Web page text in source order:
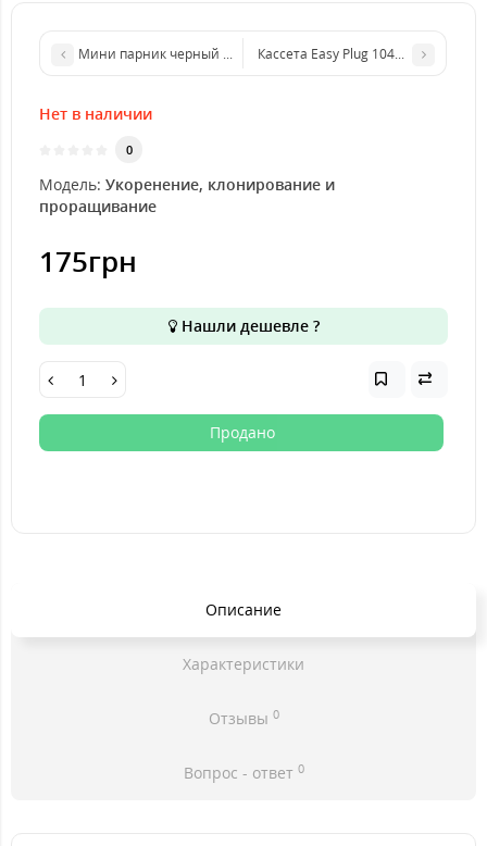
Мини парник черный премиум Garland 23x17x18,5
Кассета Easy Plug 104шт
Нет в наличии
0
Модель: Укоренение, клонирование и
проращивание
175грн
Нашли дешевле ?
Продано
Описание
Характеристики
Отзывы 0
Вопрос - ответ 0